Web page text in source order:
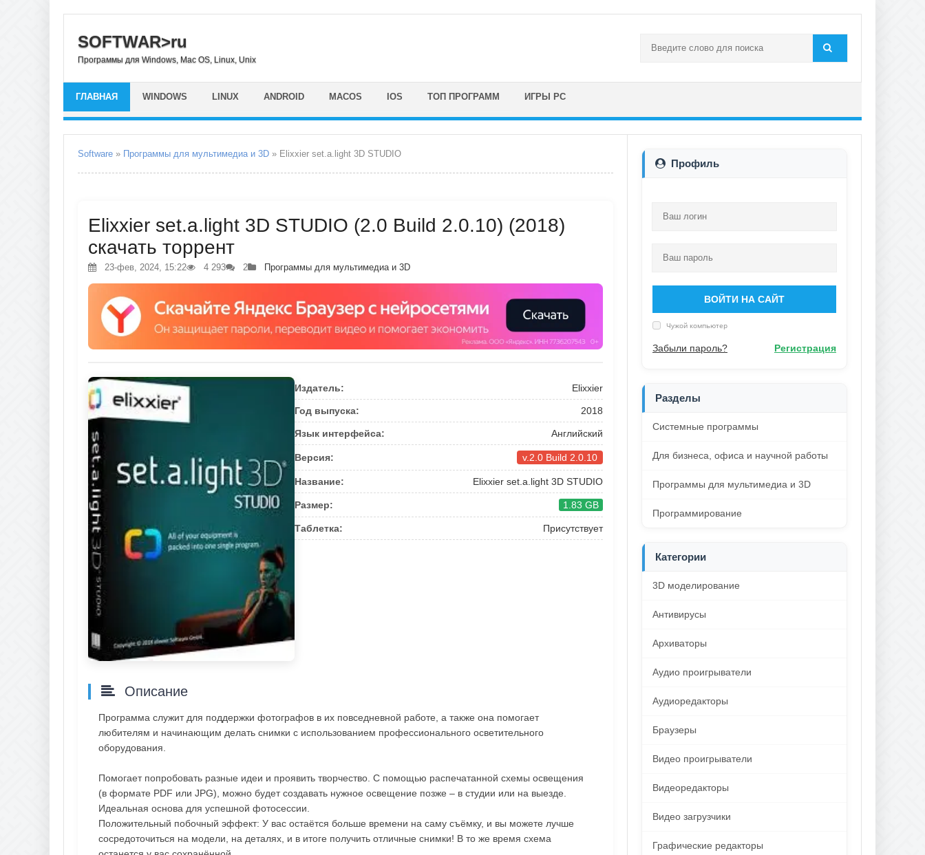
SOFTWAR>ru
Программы для Windows, Mac OS, Linux, Unix
ГЛАВНАЯ WINDOWS LINUX ANDROID MACOS IOS ТОП ПРОГРАММ ИГРЫ PC
Software » Программы для мультимедиа и 3D » Elixxier set.a.light 3D STUDIO
Elixxier set.a.light 3D STUDIO (2.0 Build 2.0.10) (2018)
скачать торрент
23-фев, 2024, 15:22 4 293 2 Программы для мультимедиа и 3D
Издатель: Elixxier
Год выпуска: 2018
Язык интерфейса: Английский
Версия: v.2.0 Build 2.0.10
Название: Elixxier set.a.light 3D STUDIO
Размер: 1.83 GB
Таблетка: Присутствует
Описание
Программа служит для поддержки фотографов в их повседневной работе, а также она помогает
любителям и начинающим делать снимки с использованием профессионального осветительного
оборудования.
Помогает попробовать разные идеи и проявить творчество. C помощью распечатанной схемы освещения
(в формате PDF или JPG), можно будет создавать нужное освещение позже – в студии или на выезде.
Идеальная основа для успешной фотосессии.
Положительный побочный эффект: У вас остаётся больше времени на саму съёмку, и вы можете лучше
сосредоточиться на модели, на деталях, и в итоге получить отличные снимки! В то же время схема
Профиль
ВОЙТИ НА САЙТ
Чужой компьютер
Забыли пароль? Регистрация
Разделы
Системные программы
Для бизнеса, офиса и научной работы
Программы для мультимедиа и 3D
Программирование
Категории
3D моделирование
Антивирусы
Архиваторы
Аудио проигрыватели
Аудиоредакторы
Браузеры
Видео проигрыватели
Видеоредакторы
Видео загрузчики
Графические редакторы